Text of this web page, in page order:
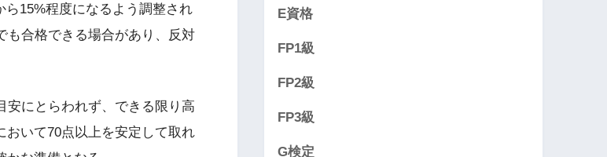
15%程度になるよう調整され
も合格できる場合があり、反対
安にとらわれず、できる限り高
いて70点以上を安定して取れ
E資格
FP1級
FP2級
FP3級
G検定